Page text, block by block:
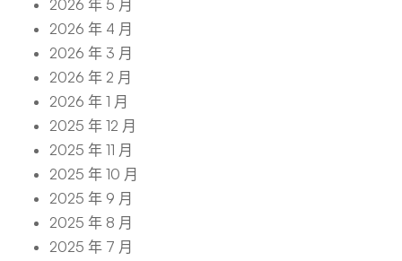
2026 年 5 月
2026 年 4 月
2026 年 3 月
2026 年 2 月
2026 年 1 月
2025 年 12 月
2025 年 11 月
2025 年 10 月
2025 年 9 月
2025 年 8 月
2025 年 7 月